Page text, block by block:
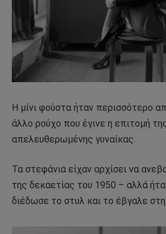
Η μίνι φούστα ήταν περισσότερο
άλλο ρούχο που έγινε η επιτομή
απελευθερωμένης γυναίκας.
Τα στεφάνια είχαν αρχίσει να
της δεκαετίας του 1950 – αλλά
διέδωσε το στυλ και το έβγαλε